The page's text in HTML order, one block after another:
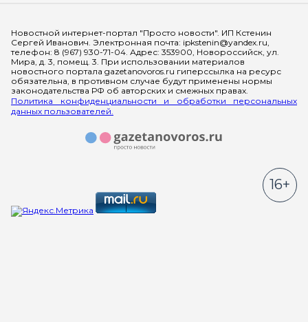
Новостной интернет-портал "Просто новости". ИП Кстенин
Сергей Иванович. Электронная почта: ipkstenin@yandex.ru,
телефон: 8 (967) 930-71-04. Адрес: 353900, Новороссийск, ул.
Мира, д. 3, помещ. 3. При использовании материалов
новостного портала gazetanovoros.ru гиперссылка на ресурс
обязательна, в противном случае будут применены нормы
законодательства РФ об авторских и смежных правах.
Политика конфиденциальности и обработки персональных
данных пользователей.
16+